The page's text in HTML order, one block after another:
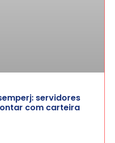
servidores
com carteira